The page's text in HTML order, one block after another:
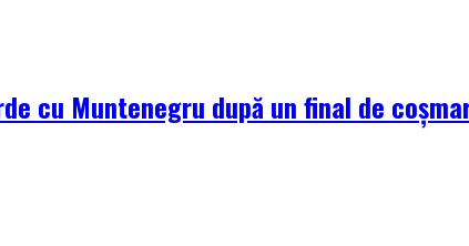
cu Muntenegru după un final de